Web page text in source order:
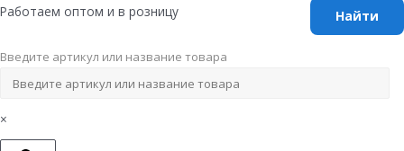
Перейти
содержимому
Работаем оптом и в розницу
Введите артикул или название товара
×